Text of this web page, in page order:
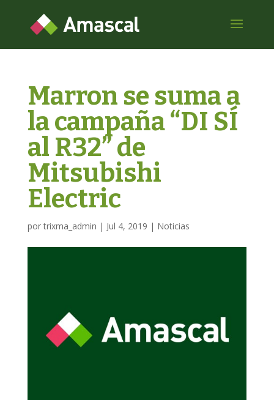
Marron se suma a
la campaña “DI SÍ
al R32” de
Mitsubishi
Electric
portrixma_admin | Jul 4, 2019 | Noticias